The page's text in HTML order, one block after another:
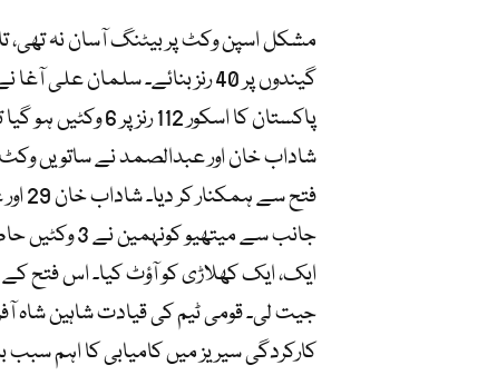
پاکستان کا اسکور
جانب سے
جیت لی۔ قومی ٹیم کی قیادت شاہین شاہ
کارکردگی سیریز میں کامیابی کا اہم سبب